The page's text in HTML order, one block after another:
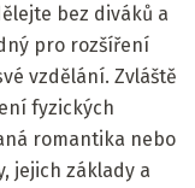
bez diváků a
pro rozšíření
vzdělání. Zvláště
fyzických
romantika nebo
jejich základy a